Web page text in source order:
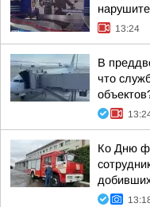
13:24
В
что
Ко Дню